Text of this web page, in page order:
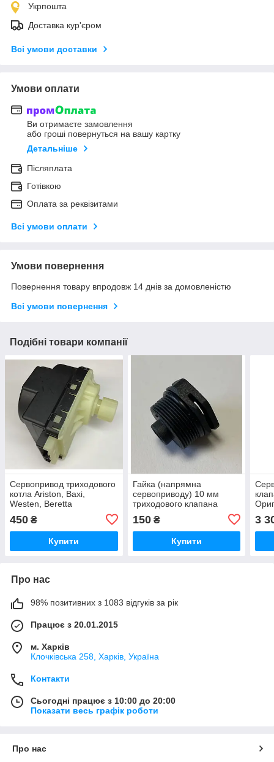
Укрпошта
Доставка кур'єром
Всі умови доставки
Умови оплати
Ви отримаєте замовлення
або гроші повернуться на вашу картку
Детальніше
Післяплата
Готівкою
Оплата за реквізитами
Всі умови оплати
Умови повернення
Повернення товару впродовж 14 днів за домовленістю
Всі умови повернення
Подібні товари компанії
Сервопривод триходового
котла Ariston, Baxi,
Westen, Beretta
450 ₴
Купити
Гайка (напрямна
сервоприводу) 10 мм
триходового клапана
Italtherm, Protherm,
Demrad
150₴
Купити
3
Про нас
98% позитивних з 1083 відгуків за рік
Працює з 20.01.2015
м. Харків
Клочкiвська 258, Харків, Україна
Контакти
Сьогодні працює з 10:00 до 20:00
Показати весь графік роботи
Про нас